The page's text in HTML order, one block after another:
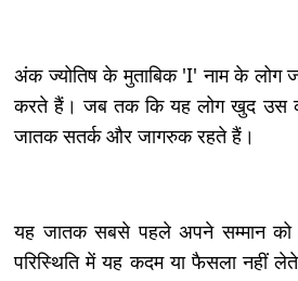
अंक ज्योतिष के मुताबिक 'I' नाम के लोग
करते हैं। जब तक कि यह लोग खुद उस
जातक सतर्क और जागरुक रहते हैं।
यह जातक सबसे पहले अपने सम्मान
परिस्थिति में यह कदम या फैसला नहीं